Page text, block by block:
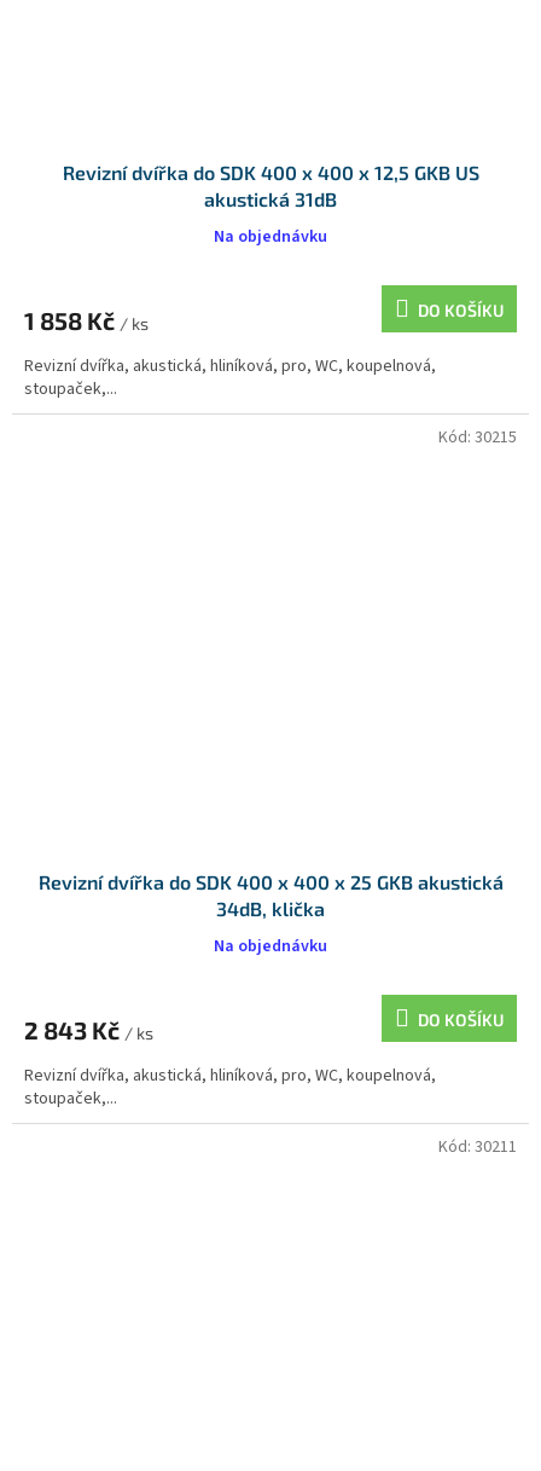
Revizní dvířka do SDK 400 x 400 x 12,5 GKB US
akustická 31dB
Na objednávku
1 858 Kč / ks
DO KOŠÍKU
Revizní dvířka, akustická, hliníková, pro, WC, koupelnová,
stoupaček,...
Revizní dvířka do SDK 400 x 400 x 25 GKB akustická
34dB, klička
Na objednávku
2 843 Kč / ks
DO KOŠÍKU
Revizní dvířka, akustická, hliníková, pro, WC, koupelnová,
stoupaček,...
Kód: 30215
Kód: 30211